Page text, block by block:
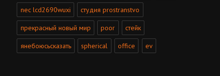
nec lcd2690wuxi студия prostranstvo
прекрасный новый мир poor стейк
янебоюсьсказать spherical office ev